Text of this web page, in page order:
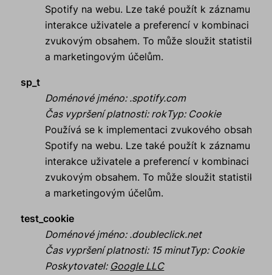
Spotify na webu. Lze také použít k záznamu
interakce uživatele a preferencí v kombinaci se
zvukovým obsahem. To může sloužit statistikám
a marketingovým účelům.
sp_t
Doménové jméno: .spotify.com
Čas vypršení platnosti: rokTyp: Cookie
Používá se k implementaci zvukového obsahu
Spotify na webu. Lze také použít k záznamu
interakce uživatele a preferencí v kombinaci se
zvukovým obsahem. To může sloužit statistikám
a marketingovým účelům.
test_cookie
Doménové jméno: .doubleclick.net
Čas vypršení platnosti: 15 minutTyp: Cookie
Poskytovatel: Google LLC